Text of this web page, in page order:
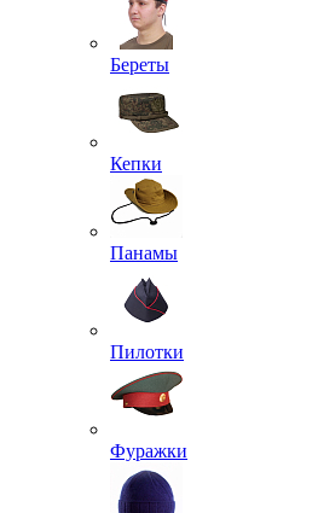
Береты
Кепки
Панамы
Пилотки
Фуражки